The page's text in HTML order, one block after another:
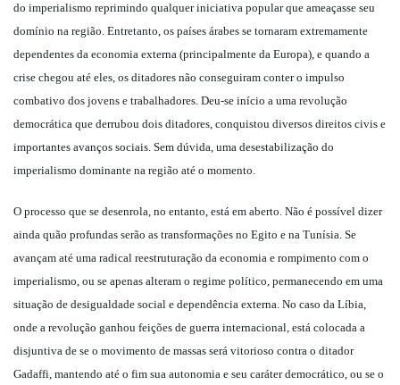
do imperialismo reprimindo qualquer iniciativa popular que ameaçasse seu
domínio na região. Entretanto, os países árabes se tornaram extremamente
dependentes da economia externa (principalmente da Europa), e quando a
crise chegou até eles, os ditadores não conseguiram conter o impulso
combativo dos jovens e trabalhadores. Deu-se início a uma revolução
democrática que derrubou dois ditadores, conquistou diversos direitos civis e
importantes avanços sociais. Sem dúvida, uma desestabilização do
imperialismo dominante na região até o momento.
O processo que se desenrola, no entanto, está em aberto. Não é possível dizer
ainda quão profundas serão as transformações no Egito e na Tunísia. Se
avançam até uma radical reestruturação da economia e rompimento com o
imperialismo, ou se apenas alteram o regime político, permanecendo em uma
situação de desigualdade social e dependência externa. No caso da Líbia,
onde a revolução ganhou feições de guerra internacional, está colocada a
disjuntiva de se o movimento de massas será vitorioso contra o ditador
Gadaffi, mantendo até o fim sua autonomia e seu caráter democrático, ou se o